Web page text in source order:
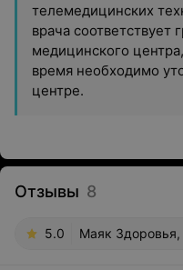
телемедицинских
врача соответствует
медицинского
время необходимо
центре.
Отзывы 8
5.0 Маяк Здоровья,